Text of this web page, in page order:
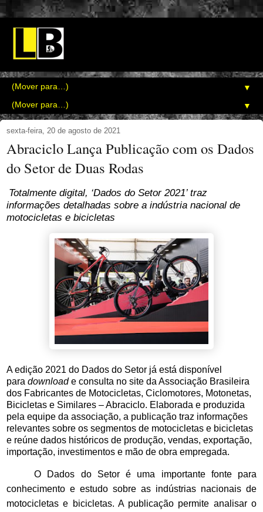
▼
▼
sexta-feira, 20 de agosto de 2021
Abraciclo Lança Publicação com os Dados
do Setor de Duas Rodas
Totalmente digital, ‘Dados do Setor 2021’ traz
informações detalhadas sobre a indústria nacional de
motocicletas e bicicletas
A edição 2021 do Dados do Setor já está disponível
para downloade consulta no site da Associação Brasileira
dos Fabricantes de Motocicletas, Ciclomotores, Motonetas,
Bicicletas e Similares – Abraciclo. Elaborada e produzida
pela equipe da associação, a publicação traz informações
relevantes sobre os segmentos de motocicletas e bicicletas
e reúne dados históricos de produção, vendas, exportação,
importação, investimentos e mão de obra empregada.
O Dados do Setor é uma importante fonte para
conhecimento e estudo sobre as indústrias nacionais de
motocicletas e bicicletas. A publicação permite analisar o